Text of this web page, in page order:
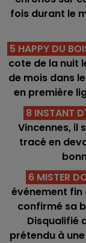
fois durant le
5 HAPPY DU
cote de la nuit
de mois dans
en première
8 INSTANT
Vincennes, il
tracé en
6 MISTER
événement fin
confirmé sa
Disqualifié
prétendu à